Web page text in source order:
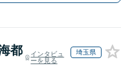
都
インタビュ
ーを見る
埼玉県